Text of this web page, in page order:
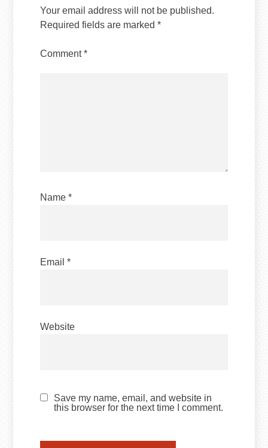
Your email address will not be published.
Required fields are marked*
Comment*
Name*
Email*
Website
Save my name, email, and website in
this browser for the next time I comment.